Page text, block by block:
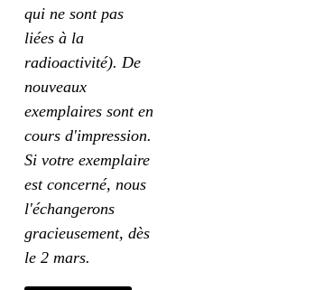
qui ne sont pas
liées à la
radioactivité). De
nouveaux
exemplaires sont en
cours d'impression.
Si votre exemplaire
est concerné, nous
l'échangerons
gracieusement, dès
le 2 mars.